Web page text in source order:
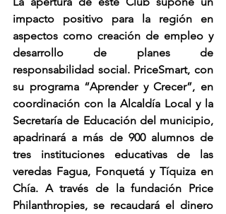
impacto positivo para la región en
aspectos como creación de empleo y
desarrollo de planes de
responsabilidad social. PriceSmart, con
su programa “Aprender y Crecer”, en
coordinación con la Alcaldía Local y la
Secretaría de Educación del municipio,
apadrinará a más de 900 alumnos de
tres instituciones educativas de las
veredas Fagua, Fonquetá y Tíquiza en
Chía. A través de la fundación Price
Philanthropies, se recaudará el dinero